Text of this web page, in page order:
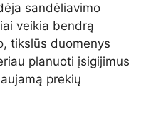
sandėliavimo
veikia bendrą
tikslūs duomenys
planuoti įsigijimus
prekių